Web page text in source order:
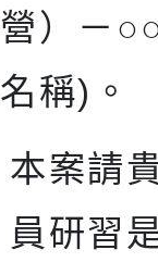
營）－
名稱)。
本案請
員研習